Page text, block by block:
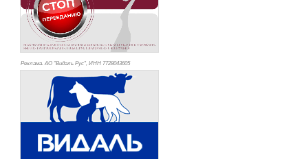
Реклама. АО "Видаль Рус", ИНН 7728043605